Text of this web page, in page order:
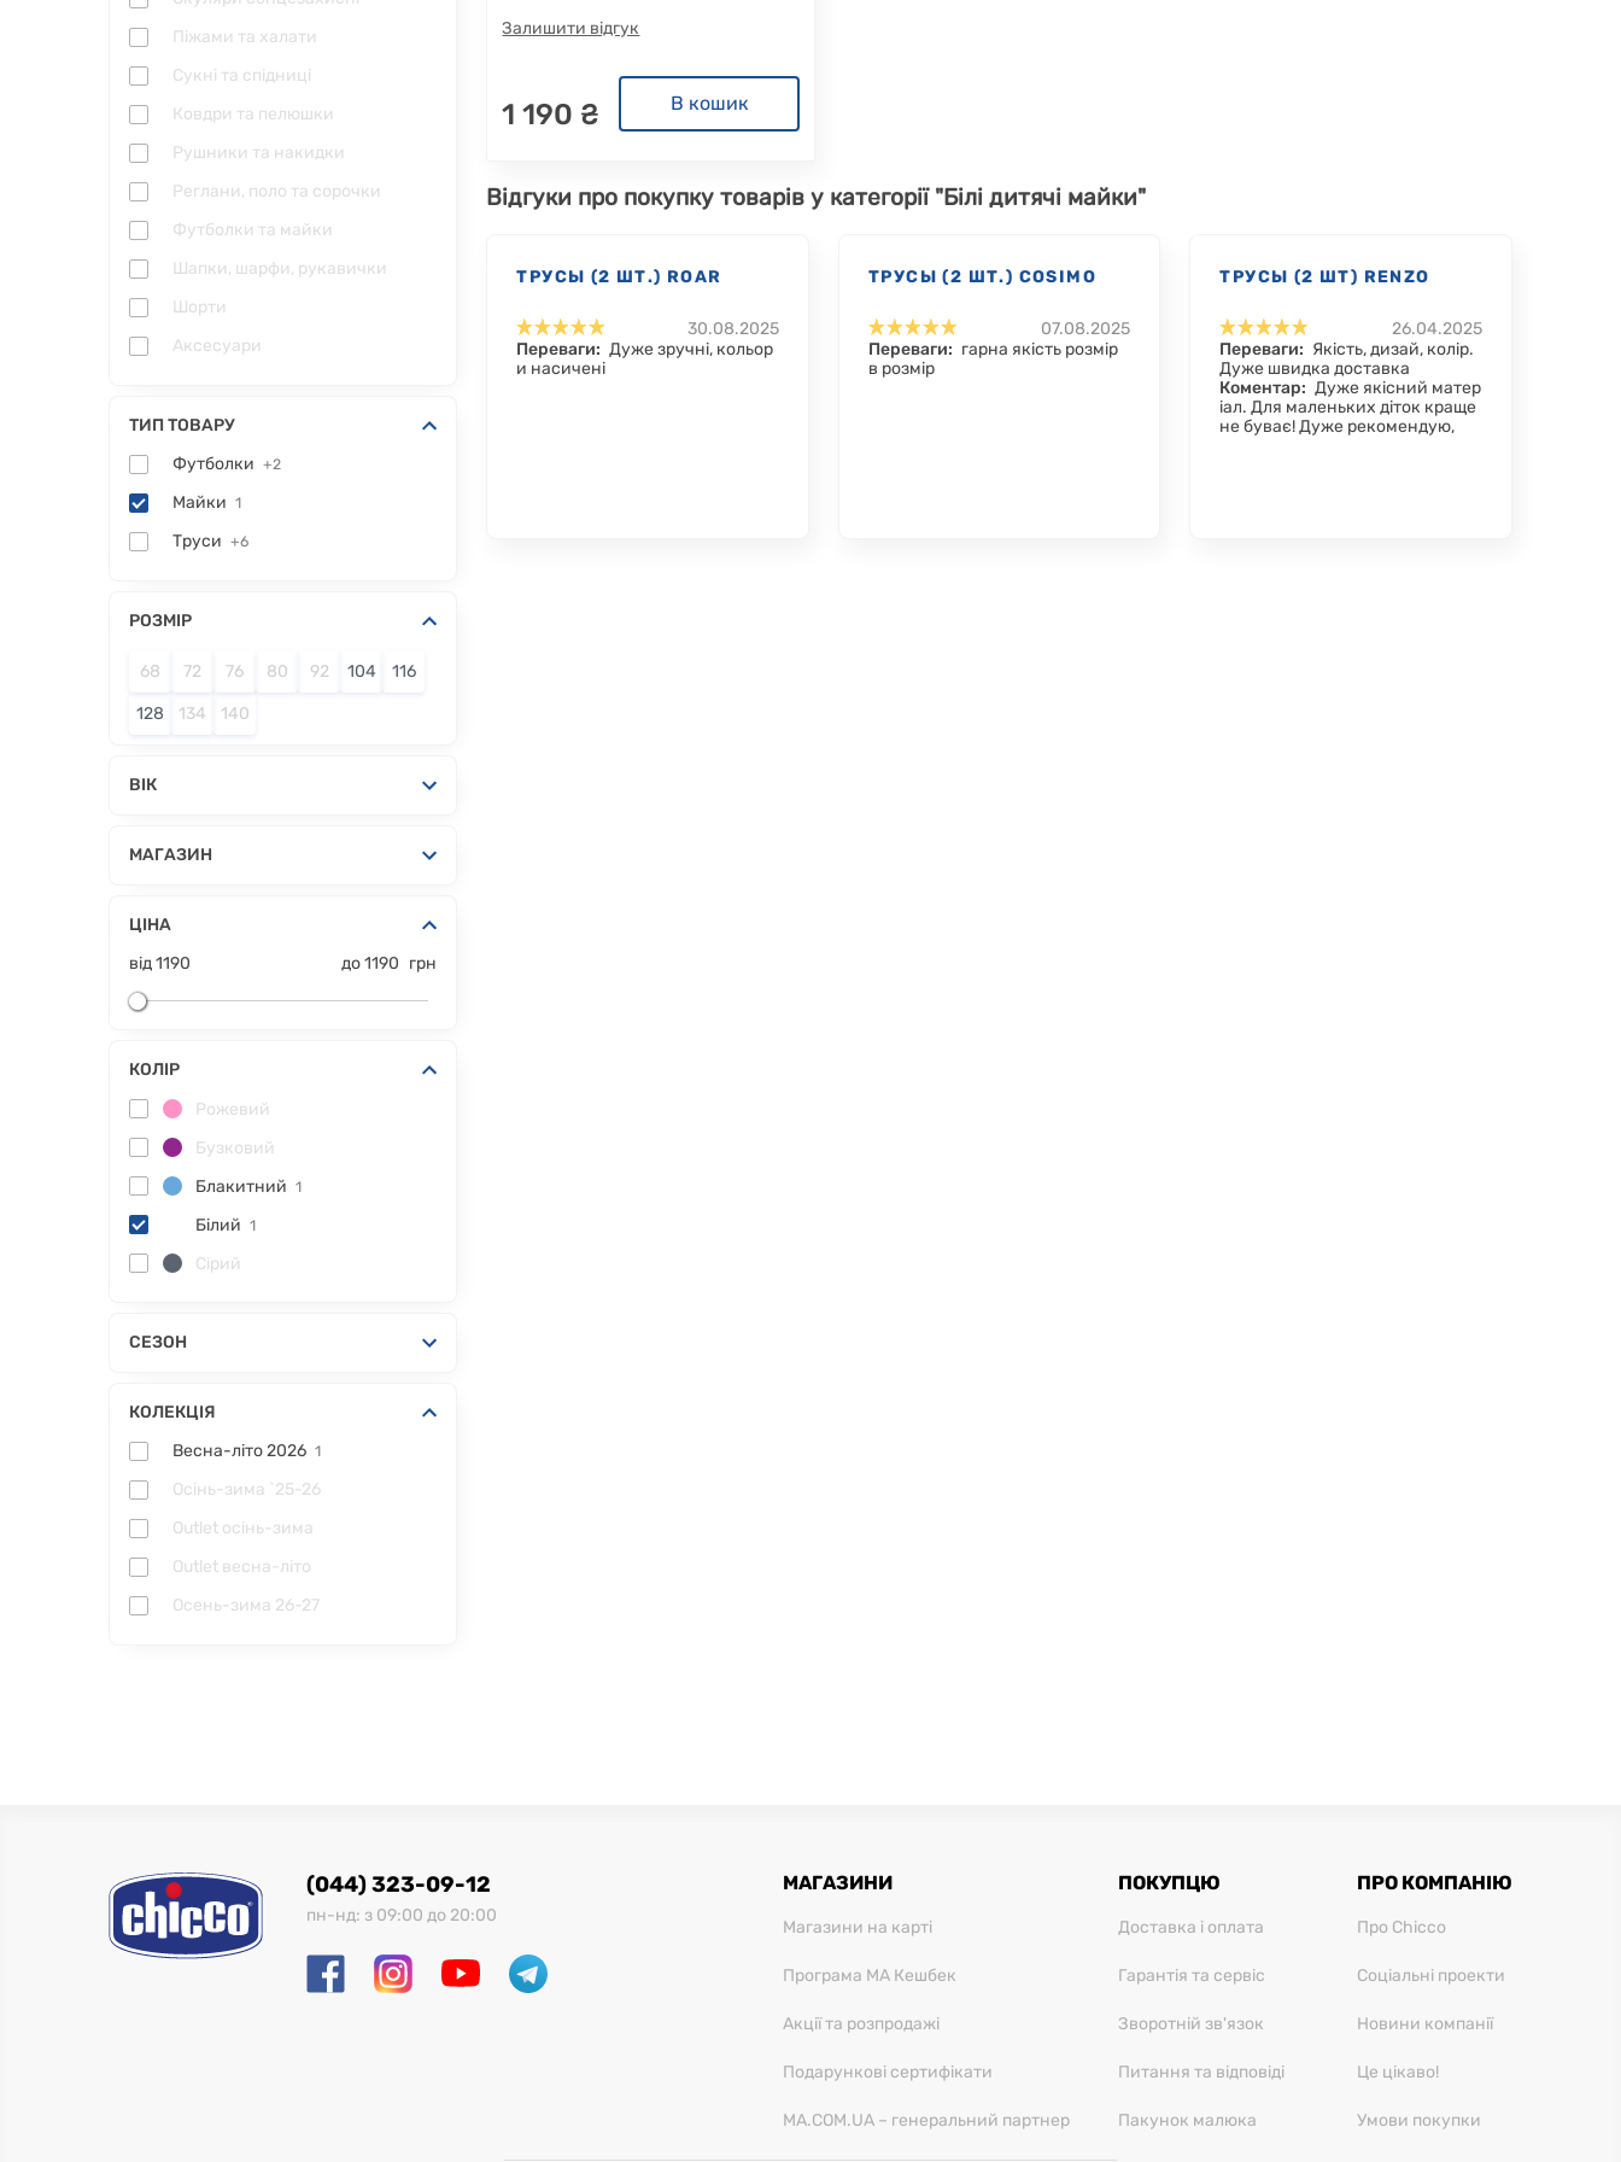
Піжами та халати
Сукні та спідниці
Ковдри та пелюшки
Рушники та накидки
Реглани, поло та сорочки
Футболки та майки
Шапки, шарфи, рукавички
Шорти
Аксесуари
ТИП ТОВАРУ
Футболки +2
Майки 1
Труси +6
РОЗМІР
68 72 76 80 92 104 116
128 134 140
ВІК
МАГАЗИН
ЦІНА
від1190 до 1190 грн
КОЛІР
Рожевий
Бузковий
Блакитний 1
Білий 1
Сірий
СЕЗОН
КОЛЕКЦІЯ
Весна-літо 2026 1
Осінь-зима `25-26
Outlet осінь-зима
Outlet весна-літо
Осень-зима 26-27
Залишити відгук
1 190 ₴ В кошик
Відгуки про покупку товарів у категорії "Білі дитячі майки"
ТРУСЫ (2 ШТ.) ROAR
30.08.2025
Переваги: Дуже зручні, кольор
и насичені
ТРУСЫ (2 ШТ.) COSIMO
07.08.2025
Переваги: гарна якість розмір
в розмір
ТРУСЫ (2 ШТ) RENZO
26.04.2025
Переваги: Якість, дизай, колір.
Дуже швидка доставка
Коментар: Дуже якісний матер
іал. Для маленьких діток краще
не буває! Дуже рекомендую,
(044) 323-09-12
пн-нд: з 09:00 до 20:00
МАГАЗИНИ
Магазини на карті
Програма МА Кешбек
Акції та розпродажі
Подарункові сертифікати
MA.COM.UA – генеральний партнер
ПОКУПЦЮ
Доставка і оплата
Гарантія та сервіс
Зворотній зв'язок
Питання та відповіді
Пакунок малюка
ПРО КОМПАНІЮ
Про Chicco
Соціальні проекти
Новини компанії
Це цікаво!
Умови покупки